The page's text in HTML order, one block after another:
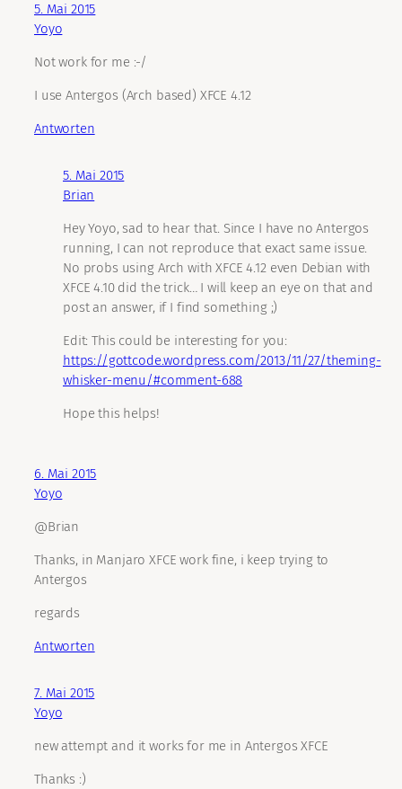
5. Mai 2015
Yoyo
Not work for me :-/
I use Antergos (Arch based) XFCE 4.12
Antworten
5. Mai 2015
Brian
Hey Yoyo, sad to hear that. Since I have no Antergos
running, I can not reproduce that exact same issue.
No probs using Arch with XFCE 4.12 even Debian with
XFCE 4.10 did the trick… I will keep an eye on that and
post an answer, if I find something ;)
Edit: This could be interesting for you:
https://gottcode.wordpress.com/2013/11/27/theming-
whisker-menu/#comment-688
Hope this helps!
6. Mai 2015
Yoyo
@Brian
Thanks, in Manjaro XFCE work fine, i keep trying to
Antergos
regards
Antworten
7. Mai 2015
Yoyo
new attempt and it works for me in Antergos XFCE
Thanks :)